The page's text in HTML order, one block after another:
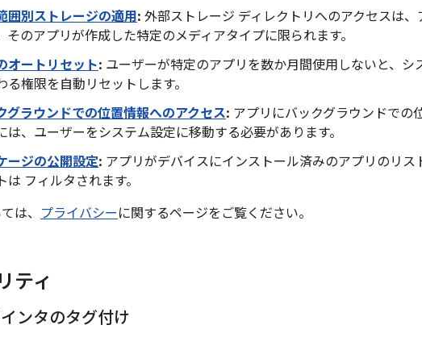
囲別ストレージの適用: 外部ストレージ ディレクトリへのアクセスは
そのアプリが作成した特定のメディアタイプに限られます。
オートリセット: ユーザーが特定のアプリを数か月間使用しないと、シ
る権限を自動リセットします。
グラウンドでの位置情報へのアクセス: アプリにバックグラウンドでの
は、ユーザーをシステム設定に移動する必要があります。
ージの公開設定: アプリがデバイスにインストール済みのアプリのリス
は フィルタされます。
は、 プライバシー に関するページをご覧ください。
ティ
ンタのタグ付け